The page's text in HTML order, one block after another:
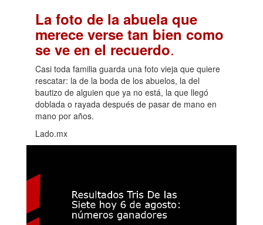
La foto de la abuela que
merece verse tan bien como
se ve en el recuerdo.
Casi toda familia guarda una foto vieja que quiere
rescatar: la de la boda de los abuelos, la del
bautizo de alguien que ya no está, la que llegó
doblada o rayada después de pasar de mano en
mano por años.
Lado.mx